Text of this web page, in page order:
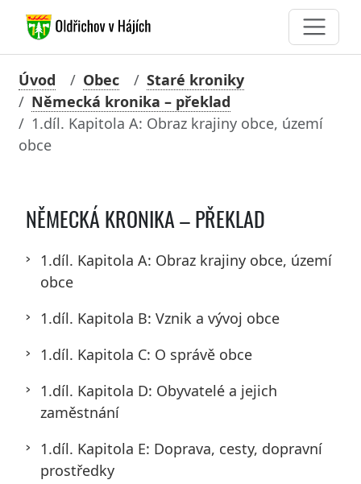
Úvod Obec
Staré kroniky
Německá kronika – překlad
1.díl. Kapitola A: Obraz krajiny obce, území
obce
NĚMECKÁ KRONIKA – PŘEKLAD
1.díl. Kapitola A: Obraz krajiny obce, území
obce
1.díl. Kapitola B: Vznik a vývoj obce
1.díl. Kapitola C: O správě obce
1.díl. Kapitola D: Obyvatelé a jejich
zaměstnání
1.díl. Kapitola E: Doprava, cesty, dopravní
prostředky